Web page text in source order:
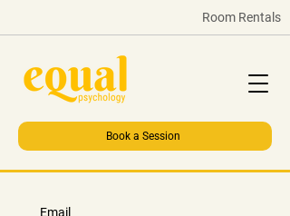
Book a Session
Room Rentals
Email